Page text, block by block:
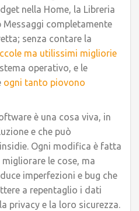
nella Home, la Libreria
Messaggi completamente
senza contare la
ma utilissimi migliorie
operativo, e le
ogni tanto piovono
è una cosa viva, in
e che può
Ogni modifica è fatta
le cose, ma
imperfezioni e bug che
a repentaglio i dati
privacy e la loro sicurezza.